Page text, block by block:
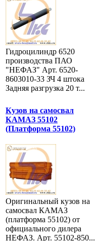
Гидроцилиндр 6520
производства ПАО
"НЕФАЗ" Арт. 6520-
8603010-33 ЗЧ 4 штока
Задняя разгрузка 20 т...
Кузов на самосвал
КАМАЗ 55102
(Платформа 55102)
Оригинальный кузов на
самосвал КАМАЗ
(платформа 55102) от
официального дилера
НЕФАЗ. Арт. 55102-850...